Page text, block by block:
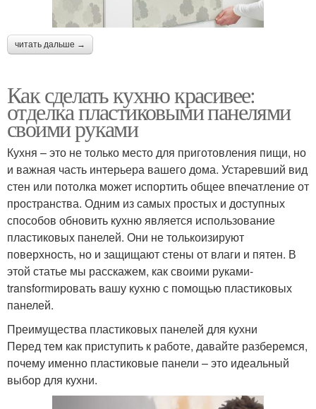
читать дальше →
Как сделать кухню красивее:
отделка пластиковыми панелями
своими руками
Кухня – это не только место для приготовления пищи, но
и важная часть интерьера вашего дома. Устаревший вид
стен или потолка может испортить общее впечатление от
пространства. Одним из самых простых и доступных
способов обновить кухню является использование
пластиковых панелей. Они не толькоизируют
поверхность, но и защищают стены от влаги и пятен. В
этой статье мы расскажем, как своими руками-
transformировать вашу кухню с помощью пластиковых
панелей.
Преимущества пластиковых панелей для кухни
Перед тем как приступить к работе, давайте разберемся,
почему именно пластиковые панели – это идеальный
выбор для кухни.